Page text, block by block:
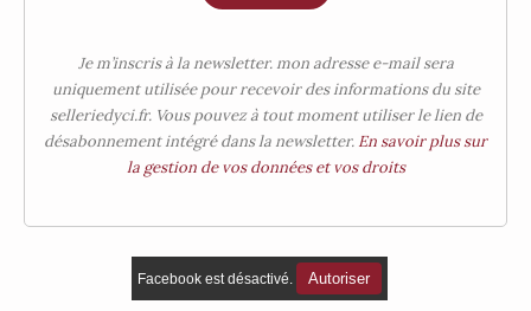
Je m’inscris à la newsletter. mon adresse e-mail sera
uniquement utilisée pour recevoir des informations du site
selleriedyci.fr. Vous pouvez à tout moment utiliser le lien de
désabonnement intégré dans la newsletter. En savoir plus sur
la gestion de vos données et vos droits
Facebook est désactivé. Autoriser